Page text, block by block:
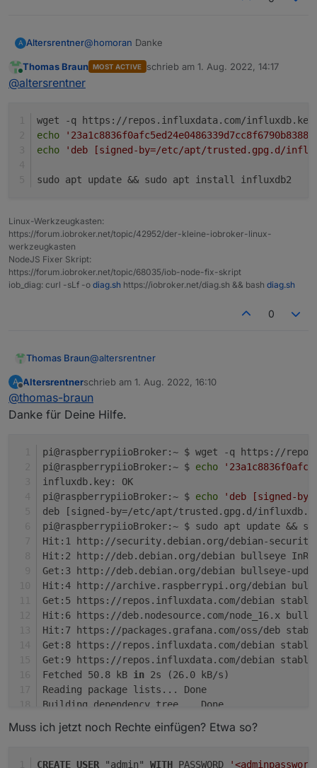
A Altersrentner@homoran Danke
Online
Thomas Braun MOST ACTIVE schrieb am 1. Aug. 2022, 14:17
zuletzt editiert von
@altersrentner
wget -q https://repos.influxdata.com/influxdb.key
echo
echo
'deb [signed-by=/etc/apt/trusted.gpg.d/
sudo apt update && sudo apt install influxdb2
Linux-Werkzeugkasten:
https://forum.iobroker.net/topic/42952/der-kleine-iobroker-linux-
werkzeugkasten
NodeJS Fixer Skript:
https://forum.iobroker.net/topic/68035/iob-node-fix-skript
iob_diag: curl -sLf -o diag.sh https://iobroker.net/diag.sh && bash diag.sh
0
Thomas Braun@altersrentner
wget -q https://repos.influxdata.com/
echo
echo 'deb [signed-by=/etc/apt/
A
Offline
Altersrentnerschrieb am 1. Aug. 2022, 16:10
zuletzt editiert von
@thomas-braun
Danke für Deine Hilfe.
pi@raspberrypiioBroker:~ $ wget -q https://
pi@raspberrypiioBroker:~ $ echo
influxdb.key: OK
pi@raspberrypiioBroker:~ $ echo
'deb [signed-
deb [signed-by=/etc/apt/trusted.gpg.d/
pi@raspberrypiioBroker:~ $ sudo apt update &&
Hit:1 http://security.debian.org/debian-security
Hit:2 http://deb.debian.org/debian bullseye
Get:3 http://deb.debian.org/debian bullseye-
Hit:4 http://archive.raspberrypi.org/debian
Get:5 https://repos.influxdata.com/debian stable
Hit:6 https://deb.nodesource.com/node_16.x
Hit:7 https://packages.grafana.com/oss/deb
Get:8 https://repos.influxdata.com/debian stable/
Get:9 https://repos.influxdata.com/debian stable/
Fetched 50.8 kB in 2s (26.0 kB/s)
Reading package lists... Done
Building dependency tree... Done
All packages are up to date.
Building dependency tree... Done
Muss ich jetzt noch Rechte einfügen? Etwa so?
CREATE USER "admin" WITH PASSWORD